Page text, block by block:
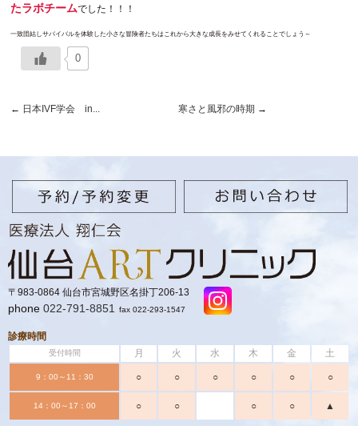
たラボチームでした！！！
一致団結しサバイバルを体験した小さな冒険者たちはこれから大きな成長をみせてくれることでしょう～
0
← 日本IVF学会 in... 寒さと風邪の時期 →
〒983-0864 仙台市宮城野区名掛丁206-13
phone 022-791-8851 fax 022-293-1547
診療時間
受付時間 月 火 水 木 金 土
9：00～11：30 ○ ○ ○ ○ ○ ○
14：00～17：00 ○ ○ ○ ○ ▲